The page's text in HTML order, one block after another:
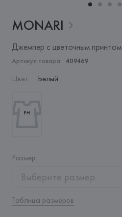
MONARI
Джемпер с цветочным принтом
Артикул товара: 409469
Цвет: Белый
Размер:
Выберите размер
Таблица размеров